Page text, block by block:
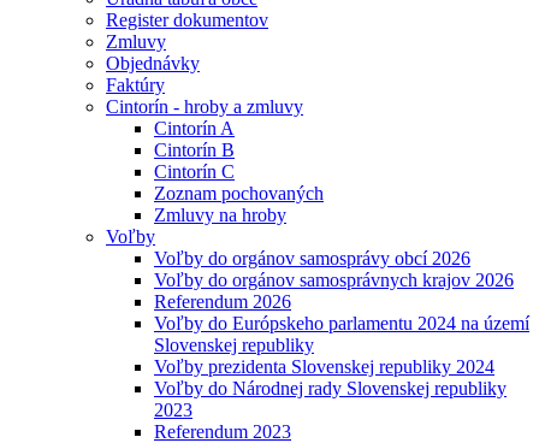
Register dokumentov
Zmluvy
Objednávky
Faktúry
Cintorín - hroby a zmluvy
Cintorín A
Cintorín B
Cintorín C
Zoznam pochovaných
Zmluvy na hroby
Voľby
Voľby do orgánov samosprávy obcí 2026
Voľby do orgánov samosprávnych krajov 2026
Referendum 2026
Voľby do Európskeho parlamentu 2024 na území
Slovenskej republiky
Voľby prezidenta Slovenskej republiky 2024
Voľby do Národnej rady Slovenskej republiky
2023
Referendum 2023